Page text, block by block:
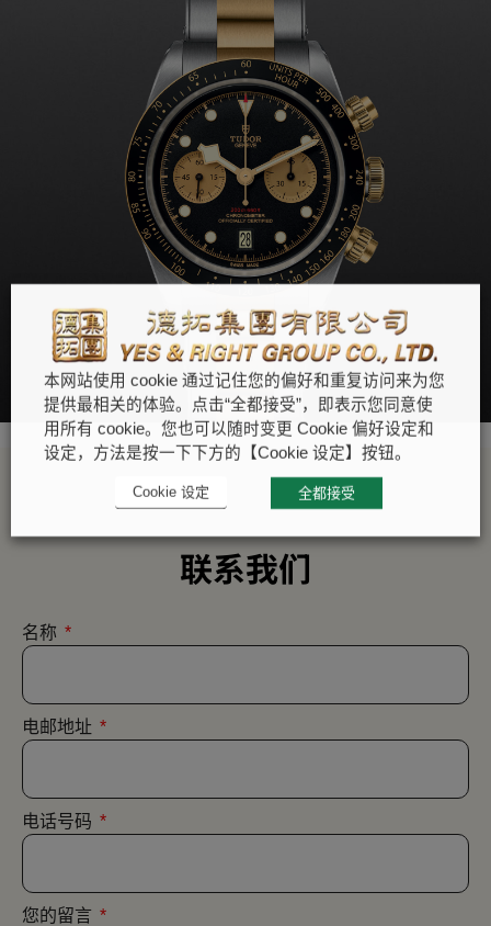
联系我们
名称
电邮地址
电话号码
您的留言
本网站使用 cookie 通过记住您的偏好和重复访问来为您
提供最相关的体验。点击“全都接受”，即表示您同意使
用所有 cookie。您也可以随时变更 Cookie 偏好设定和
设定，方法是按一下下方的【Cookie 设定】按钮。
Cookie 设定 全都接受